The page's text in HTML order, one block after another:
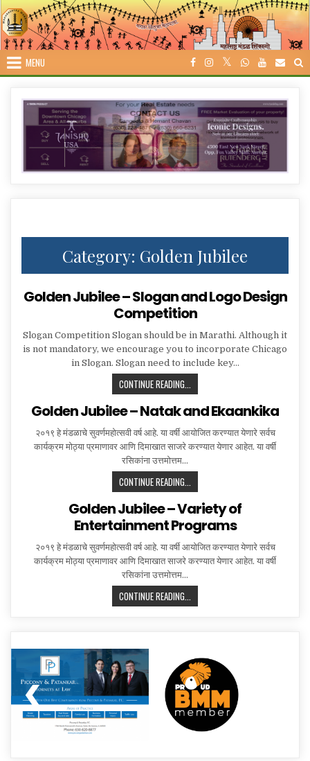
Skip
to
content
MENU
Category: Golden Jubilee
Golden Jubilee – Slogan and Logo Design
Competition
Slogan Competition Slogan should be in Marathi. Although it
is not mandatory, we encourage you to incorporate Chicago
in Slogan. Slogan need to include key…
CONTINUE READING...
JUBILEE
–
SLOGAN
AND
LOGO
Golden Jubilee – Natak and Ekaankika
२०१९ हे मंडळाचे सुवर्णमहोत्सवी वर्ष आहे. या वर्षी आयोजित करण्यात येणारे सर्वच
कार्यक्रम मोठ्या प्रमाणावर आणि दिमाखात साजरे करण्यात येणार आहेत. या वर्षी
रसिकांना उत्तमोत्तम…
CONTINUE READING...
JUBILEE
–
NATAK
AND
EKAANKIKA
Golden Jubilee – Variety of
Entertainment Programs
२०१९ हे मंडळाचे सुवर्णमहोत्सवी वर्ष आहे. या वर्षी आयोजित करण्यात येणारे सर्वच
कार्यक्रम मोठ्या प्रमाणावर आणि दिमाखात साजरे करण्यात येणार आहेत. या वर्षी
रसिकांना उत्तमोत्तम…
CONTINUE READING...
JUBILEE
ENTERTAINMENT
PROGRAMS